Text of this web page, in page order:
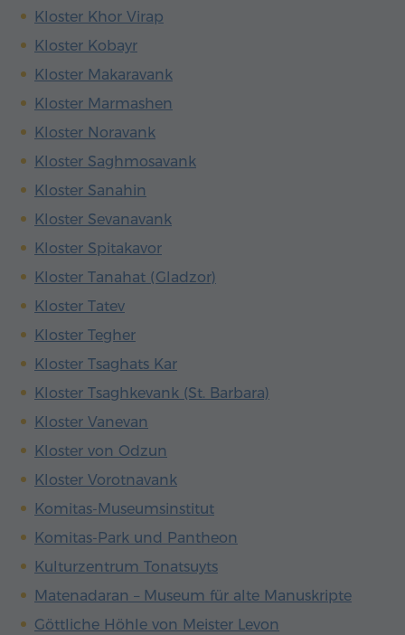
Kloster Khor Virap
Kloster Kobayr
Kloster Makaravank
Kloster Marmashen
Kloster Noravank
Kloster Saghmosavank
Kloster Sanahin
Kloster Sevanavank
Kloster Spitakavor
Kloster Tanahat (Gladzor)
Kloster Tatev
Kloster Tegher
Kloster Tsaghats Kar
Kloster Tsaghkevank (St. Barbara)
Kloster Vanevan
Kloster von Odzun
Kloster Vorotnavank
Komitas-Museumsinstitut
Komitas-Park und Pantheon
Kulturzentrum Tonatsuyts
Matenadaran – Museum für alte Manuskripte
Göttliche Höhle von Meister Levon